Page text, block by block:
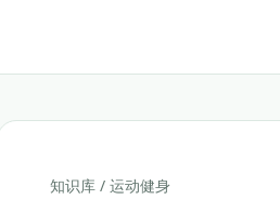
知识库 / 运动健身